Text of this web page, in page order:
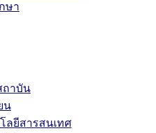
ษา
ถาบัน
น
ลยีสารสนเทศ